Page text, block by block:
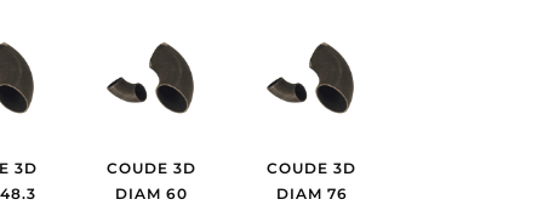
3D
COUDE 3D
DIAM 60
COUDE 3D
DIAM 76